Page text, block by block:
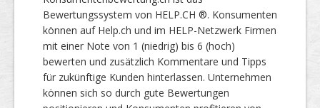
Bewertungssystem von HELP.CH ®. Konsumenten
können auf Help.ch und im HELP-Netzwerk Firmen
mit einer Note von 1 (niedrig) bis 6 (hoch)
bewerten und zusätzlich Kommentare und Tipps
für zukünftige Kunden hinterlassen. Unternehmen
können sich so durch gute Bewertungen